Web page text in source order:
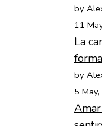
by
11
La
by
5